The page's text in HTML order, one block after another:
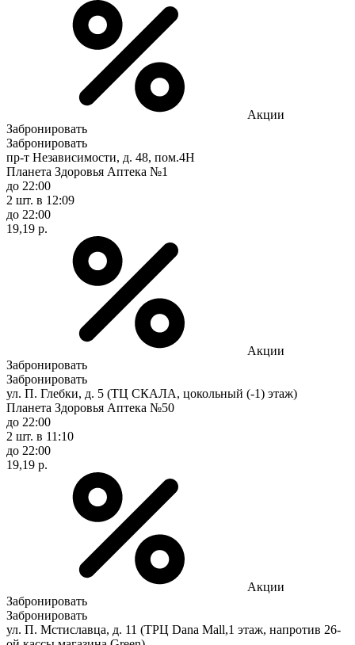
Акции
Забронировать
Забронировать
пр-т Независимости, д. 48, пом.4Н
Планета Здоровья Аптека №1
до 22:00
2 шт. в 12:09
до 22:00
19,19 р.
Акции
Забронировать
Забронировать
ул. П. Глебки, д. 5 (ТЦ СКАЛА, цокольный (-1) этаж)
Планета Здоровья Аптека №50
до 22:00
2 шт. в 11:10
до 22:00
19,19 р.
Акции
Забронировать
Забронировать
ул. П. Мстиславца, д. 11 (ТРЦ Dana Mall,1 этаж, напротив 26-